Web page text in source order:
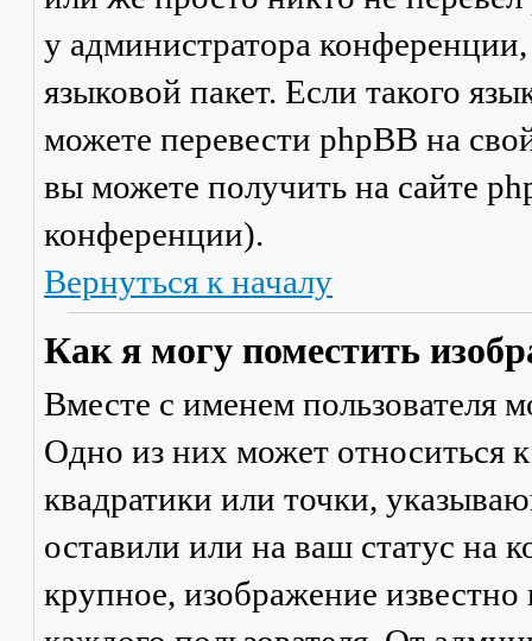
у администратора
языковой пакет. Если такого
можете перевести phpBB на
вы можете получить на сайте
конференции).
Вернуться к началу
Как я могу поместить
Вместе с именем пользователя
Одно из них может относиться
квадратики или точки,
оставили или на ваш статус на
крупное, изображение